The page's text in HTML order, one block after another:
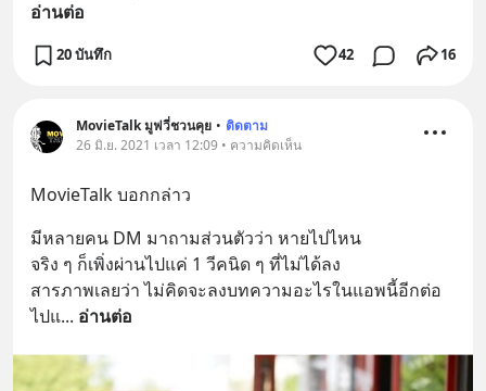
อ่านต่อ
20 บันทึก 42 16
MovieTalk มูฟวี่ชวนคุย • ติดตาม
26 มิ.ย. 2021 เวลา 12:09 • ความคิดเห็น
MovieTalk บอกกล่าว
มีหลายคน DM มาถามส่วนตัวว่า หายไปไหน
จริง ๆ ก็เพิ่งผ่านไปแค่ 1 วีคนิด ๆ ที่ไม่ได้ลง
สารภาพเลยว่า ไม่คิดจะลงบทความอะไรในแอพนี้อีกต่อ
ไปแ... อ่านต่อ